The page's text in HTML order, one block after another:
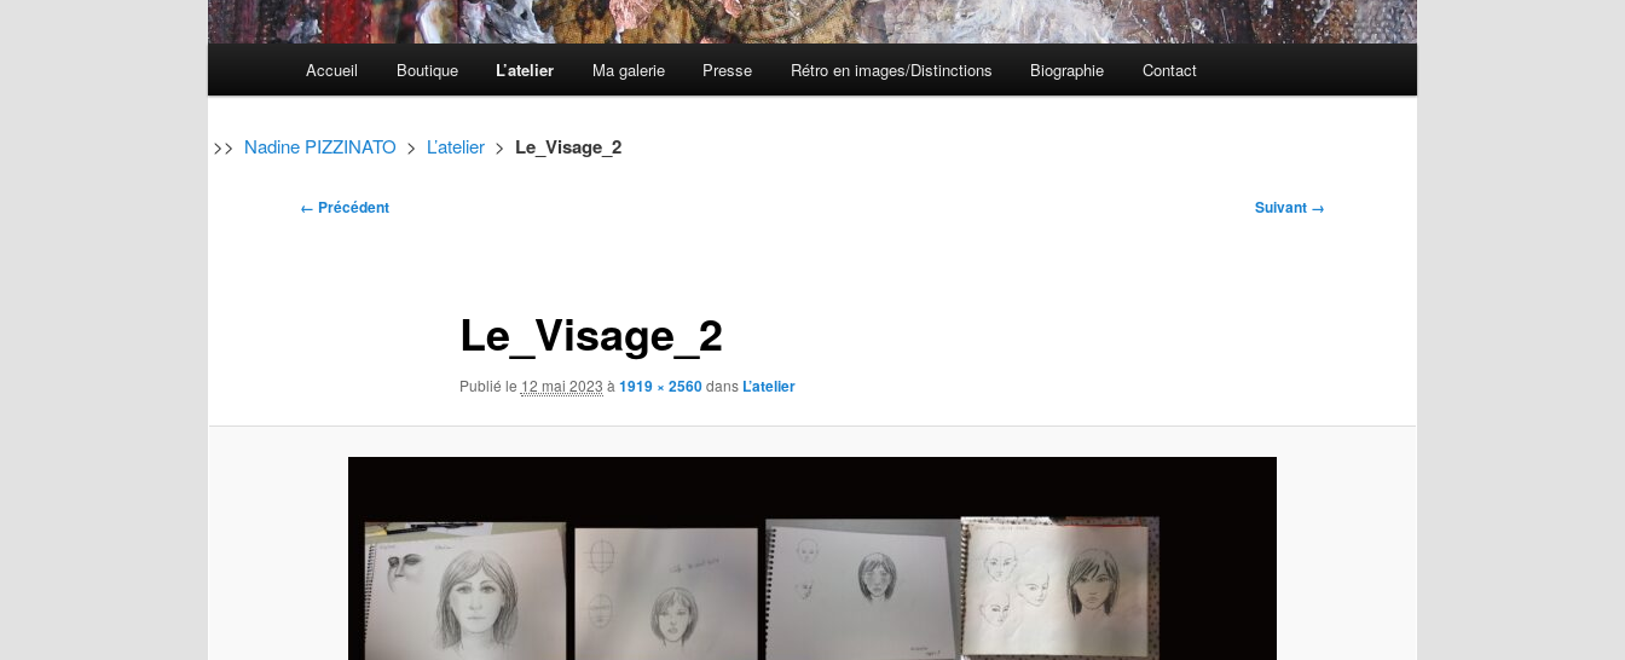
Aller
Aller
Accueil Boutique L’atelier Ma galerie Presse Rétro en images/Distinctions Biographie Contact
>> Nadine PIZZINATO > L’atelier > Le_Visage_2
Navigation
← Précédent Suivant →
Le_Visage_2
Publié le 12 mai 2023 à 1919 × 2560dans L’atelier